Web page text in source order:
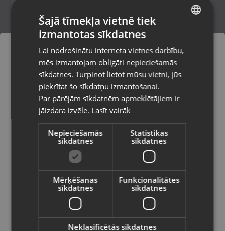
Zelts Gredzens
Jūrmala, Ventspils šos. 32
Stāvoklis Restaurēts (Garantija 24 mēneši)
129.00€
/mēn.
Zelta gredzens
Pasūtījumi tiks piegādāti uz
izvēlēto valsti
Vietnes saturs būs attēlots izvēlētajā
valodā
Valsts
Latviešu / Latvian
RUSSIAN
Šajā tīmekļa vietnē tiek
izmantotas sīkdatnes
Lai nodrošinātu interneta vietnes darbību,
mēs izmantojam obligāti nepieciešamās
sīkdatnes. Turpinot lietot mūsu vietni, jūs
piekrītat šo sīkdatņu izmantošanai.
Par pārējām sīkdatnēm apmeklētājiem ir
jāizdara izvēle. Lasīt vairāk
Nepieciešamās
sīkdatnes
Statistikas
sīkdatnes
Mērķēšanas
sīkdatnes
Funkcionalitātes
sīkdatnes
Neklasificētās sīkdatnes